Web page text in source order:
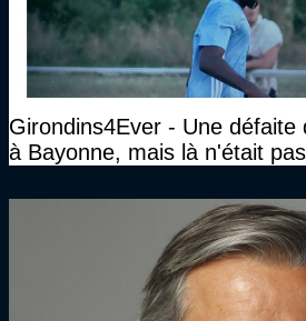
Girondins4Ever - Une défaite
à Bayonne, mais là n'était